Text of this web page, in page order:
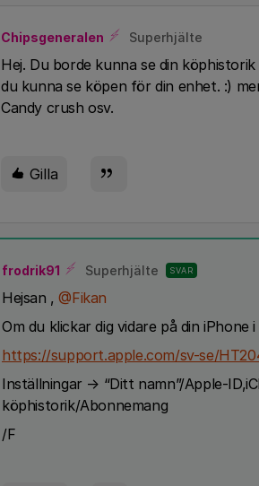
Chipsgeneralen Superhjälte
Hej. Du borde kunna se din
du kunna se köpen för din enhet. :)
Candy crush osv.
Gilla
frodrik91 Superhjälte SVAR
Hejsan ,@Fikan
Om du klickar dig vidare på din
https://support.apple.com/sv-se/
Inställningar → “Ditt namn”/Apple-
köphistorik/Abonnemang
/F